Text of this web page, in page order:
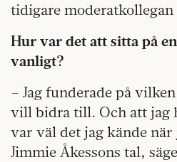
tidigare
Hur var det att sitta på
vanligt?
– Jag funderade på
vill bidra till. Och att jag
var väl det jag kände när
Jimmie Åkessons tal,